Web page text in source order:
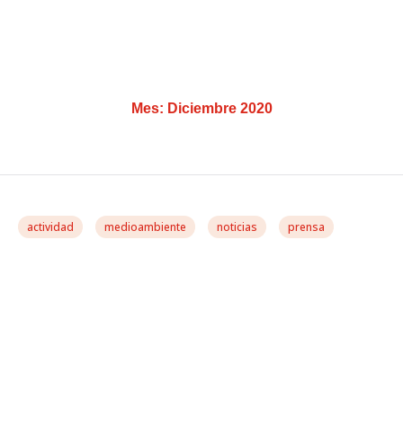
Mes: Diciembre 2020
actividad medioambiente noticias prensa